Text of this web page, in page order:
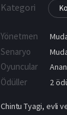
Kategori
Yönetmen
Senaryo
Oyuncular
Ödüller 2
Chintu Tyagi, evli